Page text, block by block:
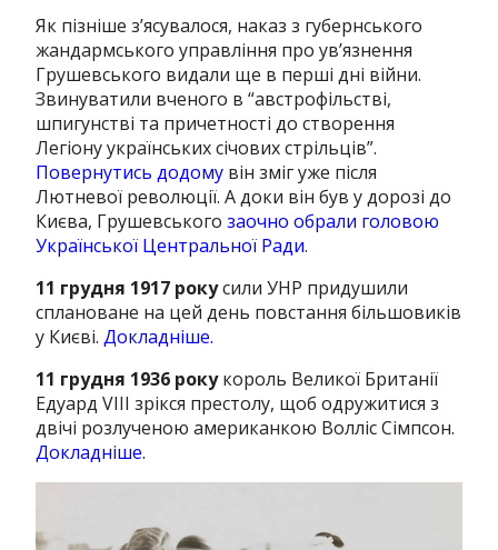
Як пізніше з’ясувалося, наказ з губернського
жандармського управління про ув’язнення
Грушевського видали ще в перші дні війни.
Звинуватили вченого в “австрофільстві,
шпигунстві та причетності до створення
Легіону українських січових стрільців”.
Повернутись додому він зміг уже після
Лютневої революції. А доки він був у дорозі до
Києва, Грушевськогозаочно обрали головою
Української Центральної Ради.
11 грудня 1917 рокусили УНР придушили
сплановане на цей день повстання більшовиків
у Києві.Докладніше.
11 грудня 1936 рокукороль Великої Британії
Едуард VIII зрікся престолу, щоб одружитися з
двічі розлученою американкою Волліс Сімпсон.
Докладніше.